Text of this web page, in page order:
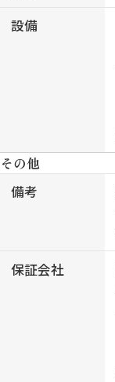
設備
その他
備考
保証会社